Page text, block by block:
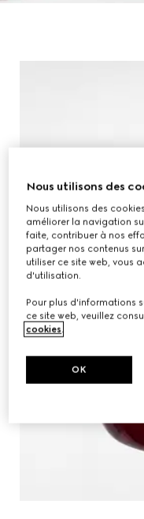
Nous utilisons des
Nous utilisons des
améliorer la navigation
faite, contribuer à nos
partager nos contenus
utiliser ce site web, vous
d'utilisation.
Pour plus d'informations
ce site web, veuillez
cookies.
OK